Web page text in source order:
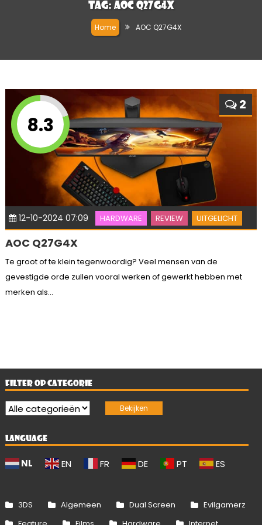
Tag: AOC Q27G4X
Home AOC Q27G4X
8.3
2
12-10-2024 07:09 HARDWARE REVIEW UITGELICHT
AOC Q27G4X
Te groot of te klein tegenwoordig? Veel mensen van de
gevestigde orde zullen vooral werken of gewerkt hebben met
merken als...
FILTER OP CATEGORIE
LANGUAGE
NL EN FR DE PT ES
3DS Algemeen Dual Screen
Evilgamerz